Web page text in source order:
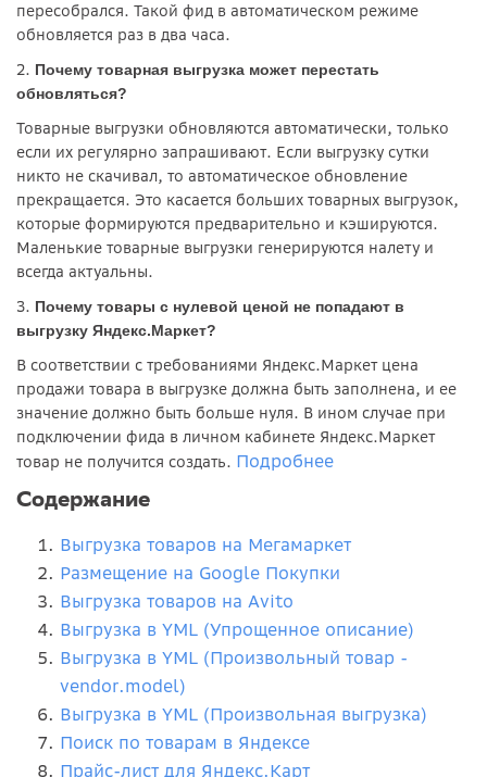
пересобрался. Такой фид в автоматическом режиме
обновляется раз в два часа.
2. Почему товарная выгрузка может перестать
обновляться?
Товарные выгрузки обновляются автоматически, только
если их регулярно запрашивают. Если выгрузку сутки
никто не скачивал, то автоматическое обновление
прекращается. Это касается больших товарных выгрузок,
которые формируются предварительно и кэшируются.
Маленькие товарные выгрузки генерируются налету и
всегда актуальны.
3. Почему товары с нулевой ценой не попадают в
выгрузку Яндекс.Маркет?
В соответствии с требованиями Яндекс.Маркет цена
продажи товара в выгрузке должна быть заполнена, и ее
значение должно быть больше нуля. В ином случае при
подключении фида в личном кабинете Яндекс.Маркет
товар не получится создать. Подробнее
Содержание
Выгрузка товаров на Мегамаркет
Размещение на Google Покупки
Выгрузка товаров на Avito
Выгрузка в YML (Упрощенное описание)
Выгрузка в YML (Произвольный товар -
vendor.model)
Выгрузка в YML (Произвольная выгрузка)
Поиск по товарам в Яндексе
Прайс-лист для Яндекс.Карт